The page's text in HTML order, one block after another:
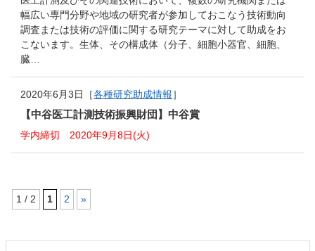
幅広い専門分野や地域の研究者が参加しておこなう技術動向
調査または技術の評価に関する研究テーマに対して助成をお
こないます。生体、その構成体（分子、細胞小器官、細胞、
臓…
2020年6月3日［各種研究助成情報］
【中谷医工計測技術振興財団】中谷賞
学内締切 2020年9月8日(火)
1 / 2 1 2
»